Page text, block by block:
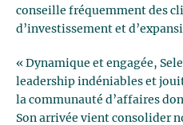
conseille fréquemment des
d’investissement et
« Dynamique et engagée,
leadership indéniables et
la communauté d’affaires
Son arrivée vient consolider